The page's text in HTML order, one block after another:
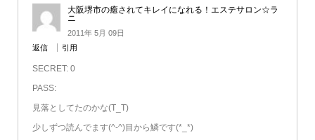
大阪堺市の癒されてキレイになれる！エステサロン☆ラ
ニ
2011年 5月 09日
返信
引用
SECRET: 0
PASS:
見落としてたのかな(T_T)
少しずつ読んでます(^-^)目から鱗です(*_*)